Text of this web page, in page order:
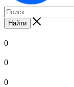
Найти
0
0
0